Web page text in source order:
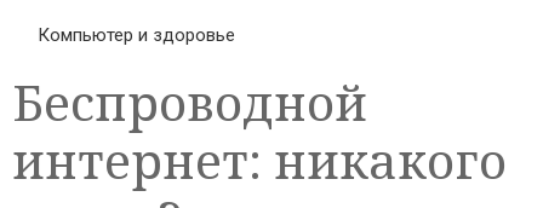
Компьютер и здоровье
Беспроводной
интернет: никакого